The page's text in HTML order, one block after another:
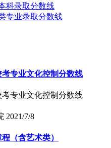
科录取分数线
专业录取分数线
专业文化控制分数线
专业文化控制分数线
2021/7/8
（含艺术类）